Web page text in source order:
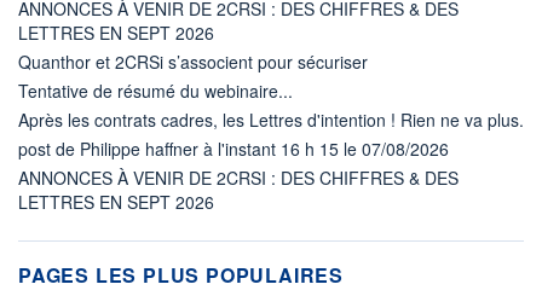
ANNONCES À VENIR DE 2CRSI : DES CHIFFRES & DES
LETTRES EN SEPT 2026
Quanthor et 2CRSi s’associent pour sécuriser
Tentative de résumé du webinaire...
Après les contrats cadres, les Lettres d'intention ! Rien ne va plus.
post de Philippe haffner à l'instant 16 h 15 le 07/08/2026
ANNONCES À VENIR DE 2CRSI : DES CHIFFRES & DES
LETTRES EN SEPT 2026
PAGES LES PLUS POPULAIRES